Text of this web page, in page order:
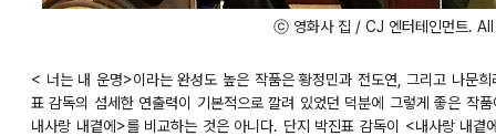
ⓒ 영화사 집 / CJ 엔터테인먼트.
< 너는 내 운명>이라는 완성도 높은 작품은 황정민과 전도연, 그리고 나문
표 감독의 섬세한 연출력이 기본적으로 깔려 있었던 덕분에 그렇게 좋은 작
내사랑 내곁에>를 비교하는 것은 아니다. 단지 박진표 감독이 <내사랑 내